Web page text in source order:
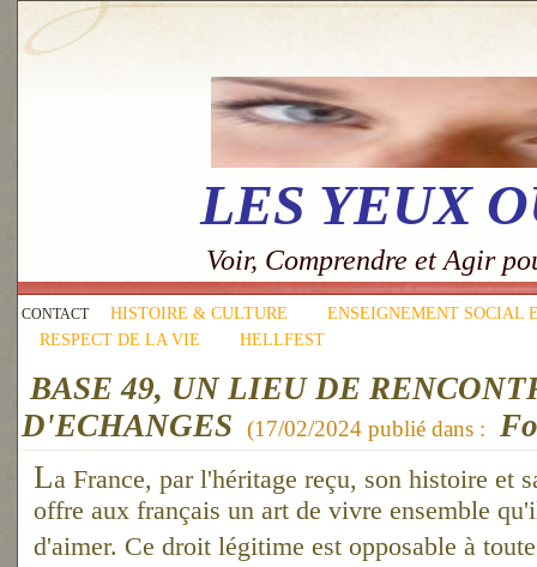
LES YEUX
Voir, Comprendre et Agir
CONTACT HISTOIRE & CULTURE
ENSEIGNEMENT SOCIAL
RESPECT DE LA VIE
HELLFEST
BASE 49, UN LIEU DE
D'ECHANGES
(17/02/2024 publié dans :
La France, par l'héritage reçu, son histoire et
offre aux français un art de vivre ensemble
d'aimer. Ce droit légitime est opposable à